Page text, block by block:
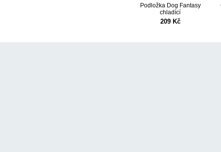
Podložka Dog Fantasy
chladící
209 Kč